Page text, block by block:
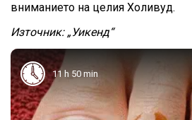
вниманието на целия Холивуд.
Източник: „Уикенд“
11 h 50 min